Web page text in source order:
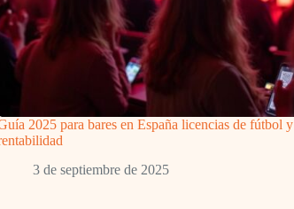
2025 para bares en España licencias de fútbol y
3 de septiembre de 2025